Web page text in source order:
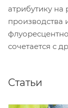
атрибутику
производства
сочетается с
Статьи